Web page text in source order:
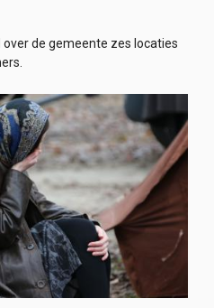
de gemeente zes locaties